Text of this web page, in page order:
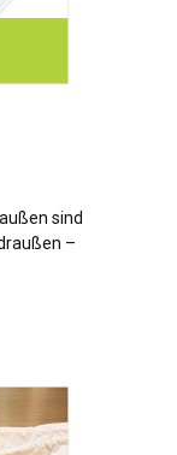
sind
–